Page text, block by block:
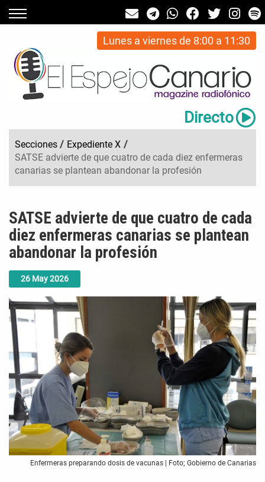
Lunes a viernes de 8:00 a 11:30
Directo
Secciones / Expediente X /
SATSE advierte de que cuatro de cada diez enfermeras
canarias se plantean abandonar la profesión
26 May2026
SATSE advierte de que cuatro de cada
diez enfermeras canarias se plantean
abandonar la profesión
Enfermeras preparando dosis de vacunas | Foto; Gobierno de Canarias